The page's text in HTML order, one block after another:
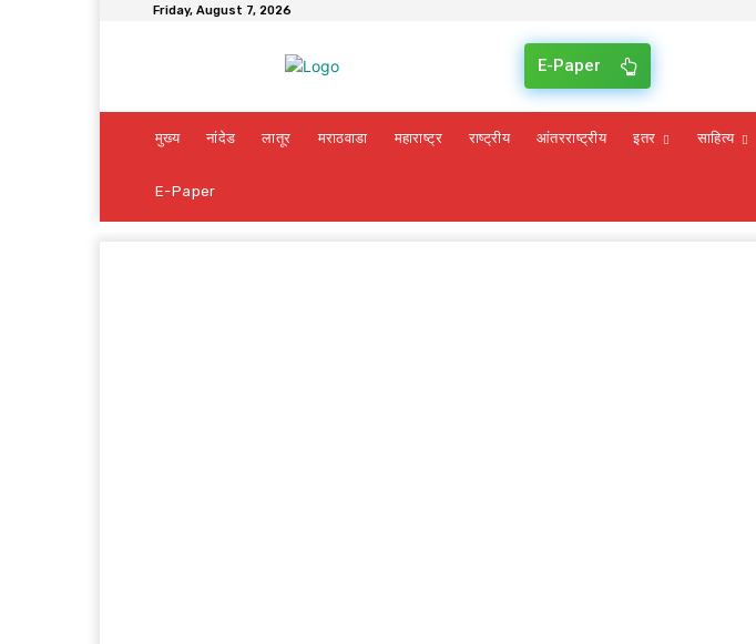
Friday, August 7, 2026
E-Paper
मुख्य नांदेड लातूर मराठवाडा महाराष्ट्र राष्ट्रीय आंतरराष्ट्रीय इतर साहित्य
E-Paper